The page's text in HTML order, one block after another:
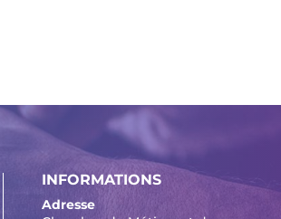
INFORMATIONS
Adresse